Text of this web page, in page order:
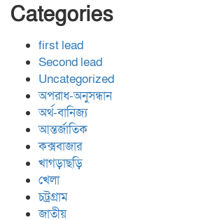
Categories
first lead
Second lead
Uncategorized
অপরাধ-অনুসন্ধান
অর্থ-বানিজ্য
আন্তর্জাতিক
কক্সবাজার
খাগড়াছড়ি
খেলা
চট্রগ্রাম
জাতীয়